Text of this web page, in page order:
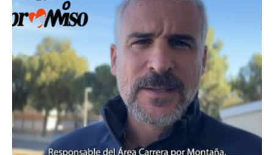
FEDERACION
MADRILEÑA
MONTAÑA
2026